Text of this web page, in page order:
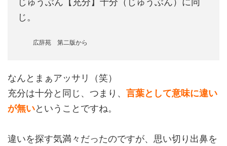
じ。
広辞苑 第二版から
なんとまぁアッサリ（笑）
充分は十分と同じ、つまり、 言葉として意味に違い
が無いということですね。
違いを探す気満々だったのですが、思い切り出鼻を